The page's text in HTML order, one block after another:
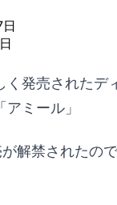
く発売されたデ
ミール」
解禁されたの